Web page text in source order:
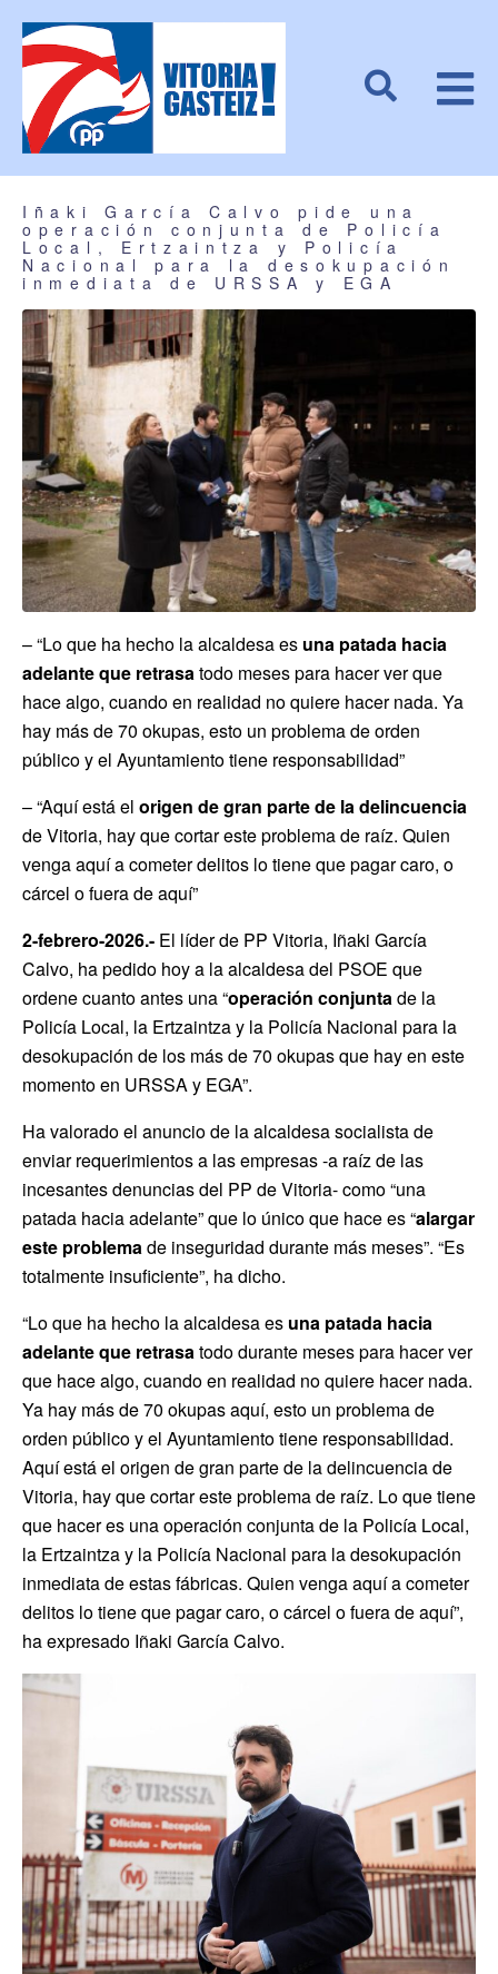
Iñaki García Calvo pide una
operación conjunta de Policía
Local, Ertzaintza y Policía
Nacional para la desokupación
inmediata de URSSA y EGA
– “Lo que ha hecho la alcaldesa es una patada hacia
adelante que retrasatodo meses para hacer ver que
hace algo, cuando en realidad no quiere hacer nada. Ya
hay más de 70 okupas, esto un problema de orden
público y el Ayuntamiento tiene responsabilidad”
– “Aquí está el origen de gran parte de la delincuencia
de Vitoria, hay que cortar este problema de raíz. Quien
venga aquí a cometer delitos lo tiene que pagar caro, o
cárcel o fuera de aquí”
2-febrero-2026.- El líder de PP Vitoria, Iñaki García
Calvo, ha pedido hoy a la alcaldesa del PSOE que
ordene cuanto antes una “operación conjuntade la
Policía Local, la Ertzaintza y la Policía Nacional para la
desokupación de los más de 70 okupas que hay en este
momento en URSSA y EGA”.
Ha valorado el anuncio de la alcaldesa socialista de
enviar requerimientos a las empresas -a raíz de las
incesantes denuncias del PP de Vitoria- como “una
patada hacia adelante” que lo único que hace es “alargar
este problemade inseguridad durante más meses”. “Es
totalmente insuficiente”, ha dicho.
“Lo que ha hecho la alcaldesa es una patada hacia
adelante que retrasatodo durante meses para hacer ver
que hace algo, cuando en realidad no quiere hacer nada.
Ya hay más de 70 okupas aquí, esto un problema de
orden público y el Ayuntamiento tiene responsabilidad.
Aquí está el origen de gran parte de la delincuencia de
Vitoria, hay que cortar este problema de raíz. Lo que tiene
que hacer es una operación conjunta de la Policía Local,
la Ertzaintza y la Policía Nacional para la desokupación
inmediata de estas fábricas. Quien venga aquí a cometer
delitos lo tiene que pagar caro, o cárcel o fuera de aquí”,
ha expresado Iñaki García Calvo.